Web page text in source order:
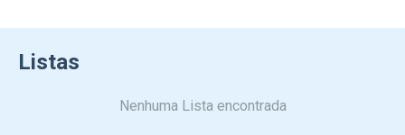
Listas
Nenhuma Lista encontrada